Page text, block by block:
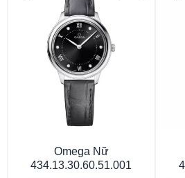
Omega Nữ
434.13.30.60.51.001